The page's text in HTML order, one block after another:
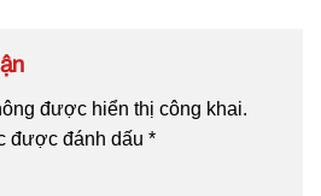
được hiển thị công khai.
được đánh dấu *